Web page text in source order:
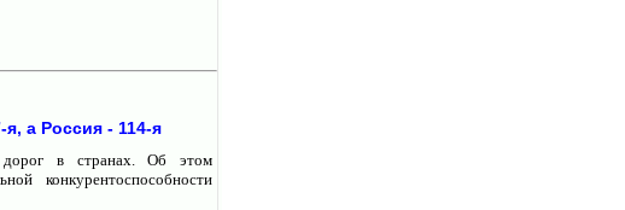
я, а Россия - 114-я
в странах. Об этом
конкурентоспособности